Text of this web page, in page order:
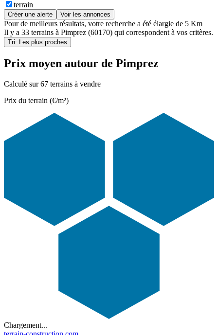
terrain
Créer une alerte Voir les annonces
Pour de meilleurs résultats, votre recherche a été élargie de 5 Km
Il y a 33 terrains à Pimprez (60170) qui correspondent à vos critères.
Tri: Les plus proches
Prix moyen autour de Pimprez
Calculé sur 67 terrains à vendre
Prix du terrain (€/m²)
Chargement...